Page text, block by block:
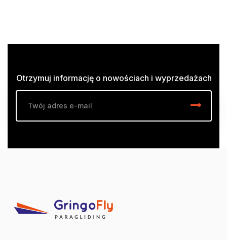
Otrzymuj informację o nowościach i wyprzedażach